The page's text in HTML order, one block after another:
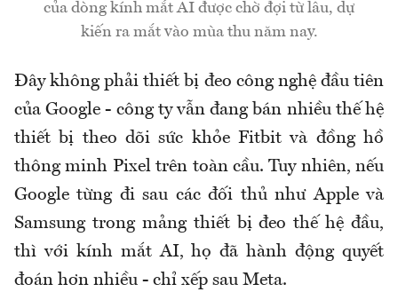
của dòng kính mắt AI được chờ đợi từ lâu, dự
kiến ra mắt vào mùa thu năm nay.
Đây không phải thiết bị đeo công nghệ đầu tiên
của Google - công ty vẫn đang bán nhiều thế hệ
thiết bị theo dõi sức khỏe Fitbit và đồng hồ
thông minh Pixel trên toàn cầu. Tuy nhiên, nếu
Google từng đi sau các đối thủ như Apple và
Samsung trong mảng thiết bị đeo thế hệ đầu,
thì với kính mắt AI, họ đã hành động quyết
đoán hơn nhiều - chỉ xếp sau Meta.